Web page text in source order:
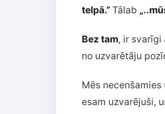
telpā.” Tālab
Bez tam, ir svarīgi
no uzvarētāju
Mēs
esam uzvarējuši,